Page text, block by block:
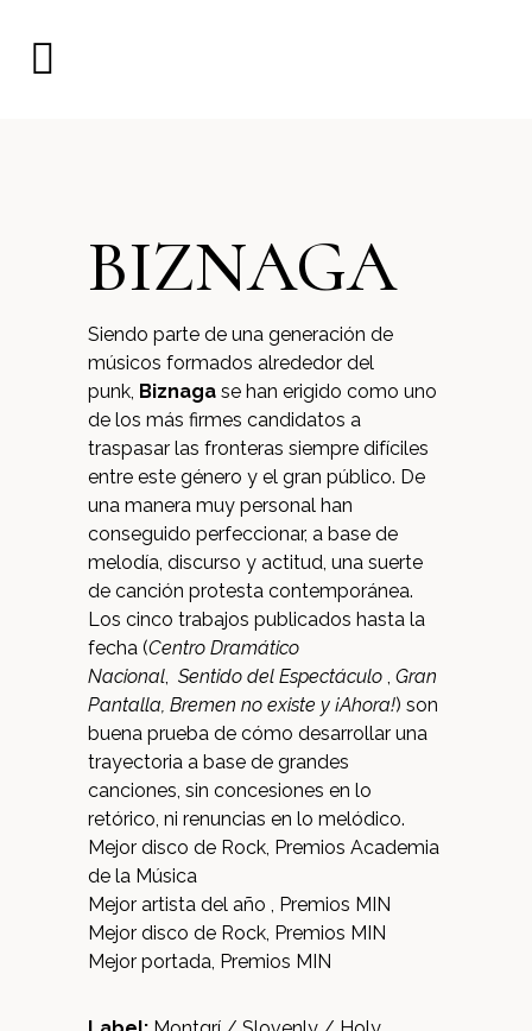
BIZNAGA
Siendo parte de una generación de
músicos formados alrededor del
punk, Biznaga se han erigido como uno
de los más firmes candidatos a
traspasar las fronteras siempre difíciles
entre este género y el gran público. De
una manera muy personal han
conseguido perfeccionar, a base de
melodía, discurso y actitud, una suerte
de canción protesta contemporánea.
Los cinco trabajos publicados hasta la
fecha (Centro Dramático
Nacional, Sentido del Espectáculo , Gran
Pantalla, Bremen no existe y ¡Ahora!) son
buena prueba de cómo desarrollar una
trayectoria a base de grandes
canciones, sin concesiones en lo
retórico, ni renuncias en lo melódico.
Mejor disco de Rock, Premios Academia
de la Música
Mejor artista del año , Premios MIN
Mejor disco de Rock, Premios MIN
Mejor portada, Premios MIN